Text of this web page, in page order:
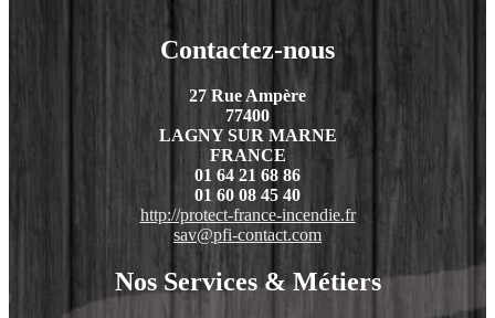
Contactez-nous
27 Rue Ampère
77400
LAGNY SUR MARNE
FRANCE
01 64 21 68 86
01 60 08 45 40
http://protect-france-incendie.fr
sav@pfi-contact.com
Nos Services & Métiers